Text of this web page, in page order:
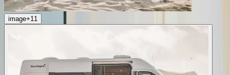
image+11